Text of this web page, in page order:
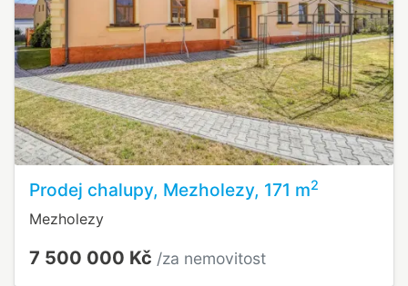
Prodej chalupy, Mezholezy, 171 m2
Mezholezy
7 500 000 Kč /za nemovitost